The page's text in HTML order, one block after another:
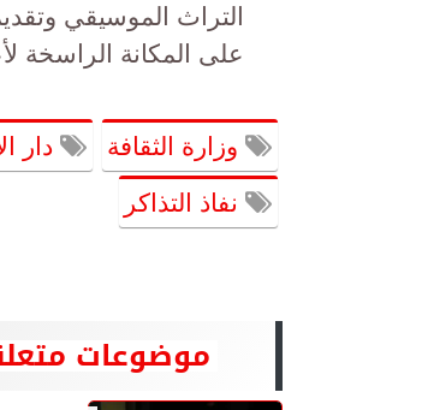
التراث الموسيقي
على المكانة
وزارة الثقافة دار
نفاذ التذاكر
موضوعات